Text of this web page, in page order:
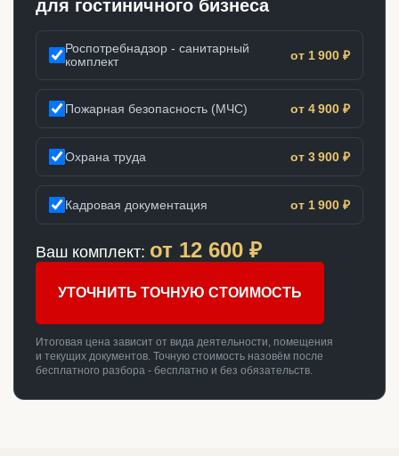
для гостиничного бизнеса
Роспотребнадзор - санитарный
комплект
от 1 900 ₽
Пожарная безопасность (МЧС) от 4 900 ₽
Охрана труда от 3 900 ₽
Кадровая документация от 1 900 ₽
Ваш комплект: от 12 600 ₽
УТОЧНИТЬ ТОЧНУЮ СТОИМОСТЬ
Итоговая цена зависит от вида деятельности, помещения
и текущих документов. Точную стоимость назовём после
бесплатного разбора - бесплатно и без обязательств.